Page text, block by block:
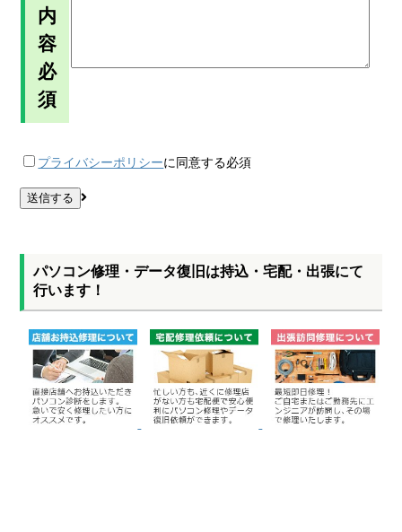
内
容
必
須
プライバシーポリシーに同意する必須
パソコン修理・データ復旧は持込・宅配・出張にて
行います！